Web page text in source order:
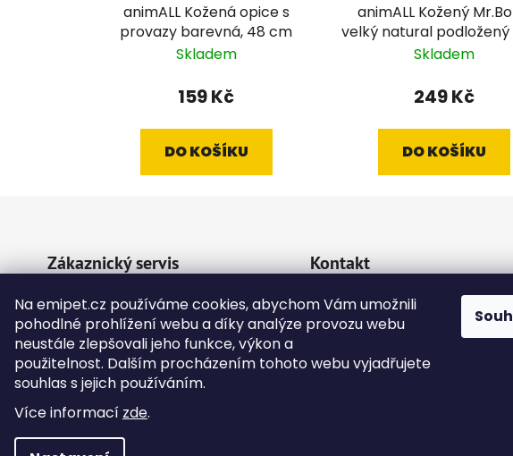
Na emipet.cz používáme cookies, abychom Vám umožnili
pohodlné prohlížení webu a díky analýze provozu webu
neustále zlepšovali jeho funkce, výkon a
použitelnost. Dalším procházením tohoto webu vyjadřujete
souhlas s jejich používáním.
Více informací zde.
animALL Kožená opice s
provazy barevná, 48 cm
Skladem
159 Kč
DO KOŠÍKU
animALL Kožený
velký natural
60x35 cm
Skladem
249 Kč
DO KOŠÍKU
Zákaznický servis
Doprava a platba
Kontakty
Obchodní podmínky
Ochrana osobních údajů
Kontakt
emipetcz